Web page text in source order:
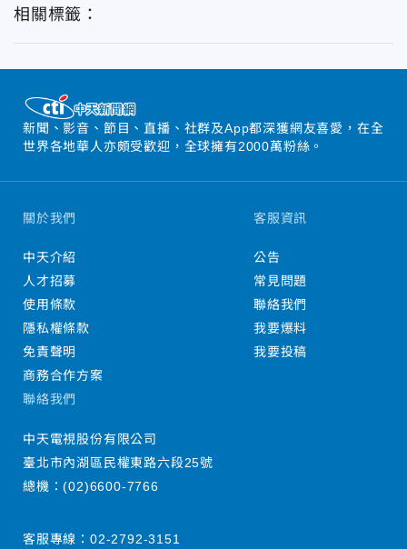
相關標籤：
新聞、影音、節目、直播、社群及App都深獲網友喜愛，在全
世界各地華人亦頗受歡迎，全球擁有2000萬粉絲。
關於我們
中天介紹
人才招募
使用條款
隱私權條款
免責聲明
商務合作方案
客服資訊
公告
常見問題
聯絡我們
我要爆料
我要投稿
聯絡我們
中天電視股份有限公司
臺北市內湖區民權東路六段25號
總機：(02)6600-7766
客服專線： 02-2792-3151